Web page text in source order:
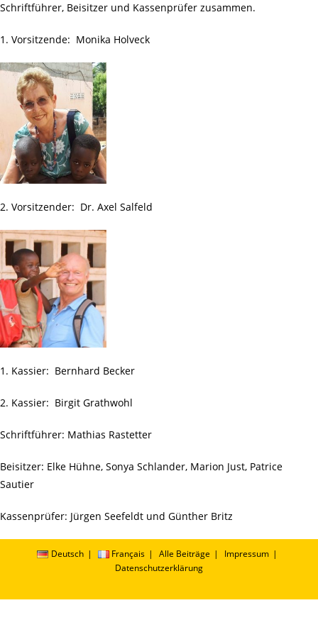
Schriftführer, Beisitzer und Kassenprüfer zusammen.
1. Vorsitzende: Monika Holveck
2. Vorsitzender: Dr. Axel Salfeld
1. Kassier: Bernhard Becker
2. Kassier: Birgit Grathwohl
Schriftführer: Mathias Rastetter
Beisitzer: Elke Hühne, Sonya Schlander, Marion Just, Patrice
Sautier
Kassenprüfer: Jürgen Seefeldt und Günther Britz
Deutsch Français Alle Beiträge
Impressum
Datenschutzerklärung